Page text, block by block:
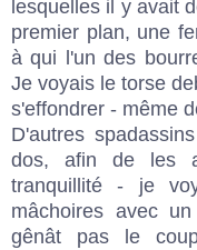
lesquelles il y avait
premier plan, une
à qui l'un des
Je voyais le torse
s'effondrer - même
D'autres
dos, afin de les
tranquillité - je
mâchoires avec
gênât pas le